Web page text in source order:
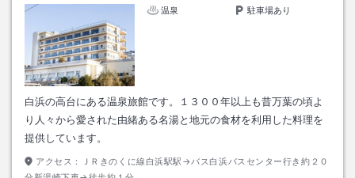
温泉
駐車場あり
白浜の高台にある温泉旅館です。１３００年以上も昔万葉の頃よ
り人々から愛された由緒ある名湯と地元の食材を利用した料理を
提供しています。
アクセス：
ＪＲきのくに線白浜駅駅→バス白浜バスセンター行き約２０